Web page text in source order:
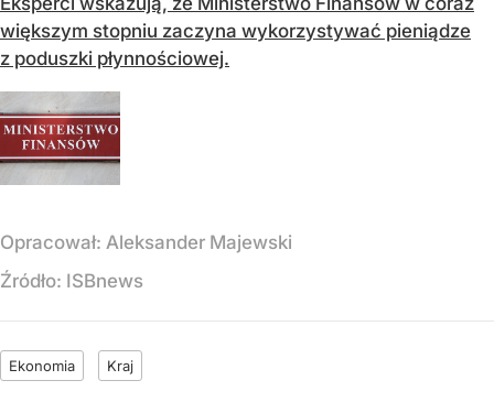
większym stopniu zaczyna wykorzystywać pieniądze
z poduszki płynnościowej.
Opracował: Aleksander Majewski
Źródło: ISBnews
Ekonomia Kraj